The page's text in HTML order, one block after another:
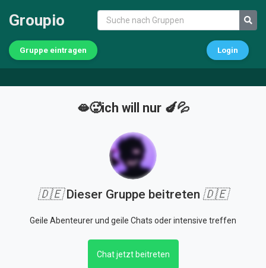
Groupio
Gruppe eintragen Login
🫦🥵ich will nur 🍆💦
🇩🇪Dieser Gruppe beitreten 🇩🇪
Geile Abenteurer und geile Chats oder intensive treffen
Chat jetzt beitreten